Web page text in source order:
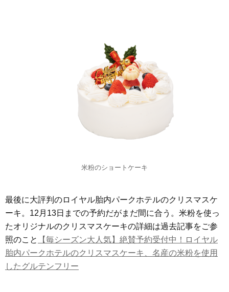
米粉のショートケーキ
最後に大評判のロイヤル胎内パークホテルのクリスマスケ
ーキ。12月13日までの予約だがまだ間に合う。米粉を使っ
たオリジナルのクリスマスケーキの詳細は過去記事をご参
照のこと
【毎シーズン大人気】絶賛予約受付中！ロイヤル
胎内パークホテルのクリスマスケーキ、名産の米粉を使用
したグルテンフリー